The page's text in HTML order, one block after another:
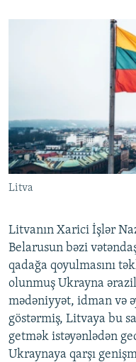
Litva
Litvanın Xarici İşlər
Belarusun bəzi
qadağa qoyulmasını
olunmuş Ukrayna
mədəniyyət, idman və
göstərmiş, Litvaya bu
getmək istəyənlədən
Ukraynaya qarşı